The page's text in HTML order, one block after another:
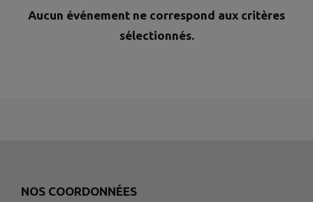
Aucun événement ne correspond aux critères
sélectionnés.
NOS COORDONNÉES